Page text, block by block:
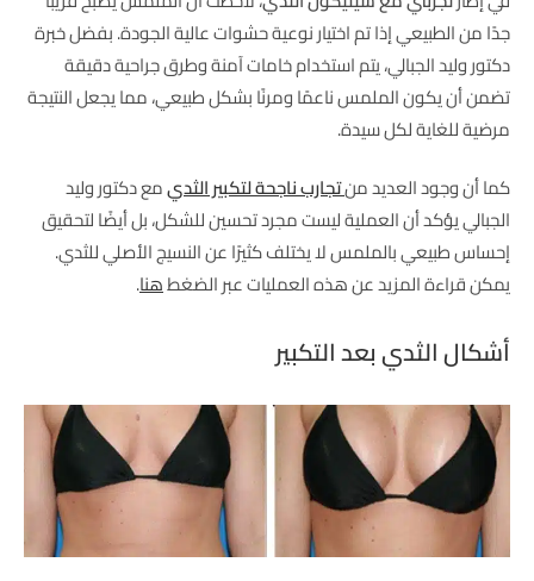
جدًا من الطبيعي إذا تم اختيار نوعية حشوات عالية الجودة. بفضل خبرة
دكتور وليد الجبالي، يتم استخدام خامات آمنة وطرق جراحية دقيقة
تضمن أن يكون الملمس ناعمًا ومرنًا بشكل طبيعي، مما يجعل النتيجة
مرضية للغاية لكل سيدة.
كما أن وجود العديد منتجارب ناجحة لتكبير الثديمع دكتور وليد
الجبالي يؤكد أن العملية ليست مجرد تحسين للشكل، بل أيضًا لتحقيق
إحساس طبيعي بالملمس لا يختلف كثيرًا عن النسيج الأصلي للثدي.
يمكن قراءة المزيد عن هذه العمليات عبر الضغطهنا.
أشكال الثدي بعد التكبير